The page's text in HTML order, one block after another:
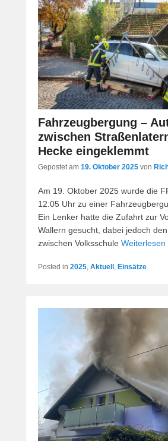
Fahrzeugbergung –
zwischen
Hecke eingeklemmt
Gepostet am 19. Oktober 2025 von
Am 19. Oktober 2025 wurde die
12:05 Uhr zu einer
Ein Lenker hatte die Zufahrt zur
Wallern gesucht, dabei jedoch
zwischen Volksschule
Posted in 2025, Aktuell , Einsätze